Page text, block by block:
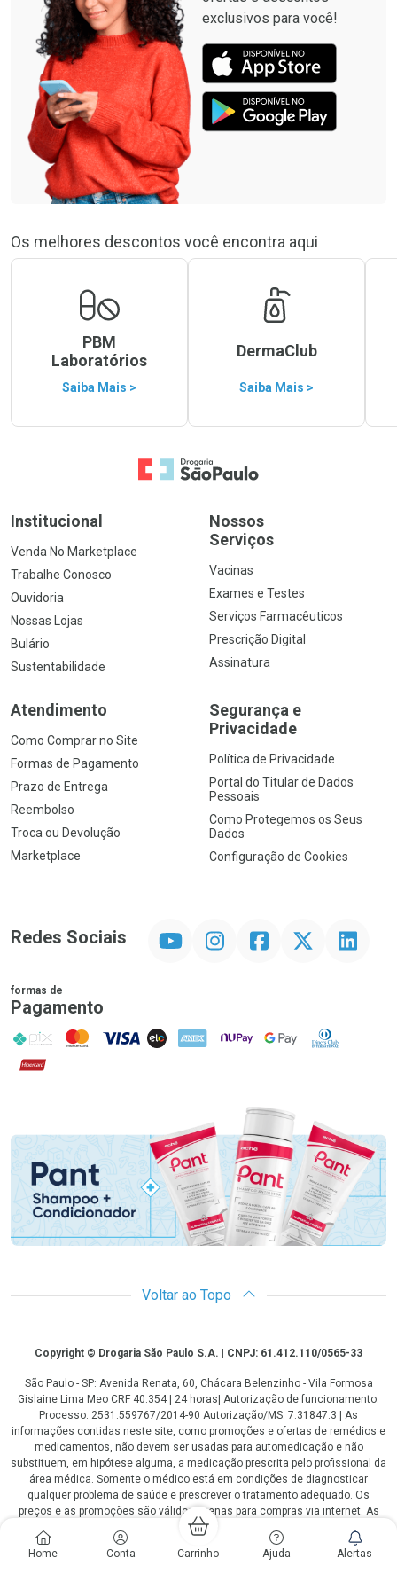
Home Conta Carrinho Ajuda Alertas
exclusivos para você!
Os melhores descontos você encontra aqui
PBM
Laboratórios
Saiba Mais >
DermaClub
Saiba Mais >
Ir para a Home
Institucional
Venda No Marketplace
Trabalhe Conosco
Ouvidoria
Nossas Lojas
Bulário
Sustentabilidade
Nossos
Serviços
Vacinas
Exames e Testes
Serviços Farmacêuticos
Prescrição Digital
Assinatura
Atendimento
Como Comprar no Site
Formas de Pagamento
Prazo de Entrega
Reembolso
Troca ou Devolução
Marketplace
Segurança e
Privacidade
Política de Privacidade
Portal do Titular de Dados
Pessoais
Como Protegemos os Seus
Dados
Configuração de Cookies
Redes Sociais InstagramFacebookTwitter Linkedin
formas de
Pagamento
PIX MasterCard
VISA ELO AMEX NuPay Google PayDiners Club
Hipercard
Voltar ao Topo
CopyrightCopyright © Drogaria São Paulo S.A. | CNPJ: 61.412.110/0565-33
São Paulo - SP: Avenida Renata, 60, Chácara Belenzinho - Vila Formosa
Gislaine Lima Meo CRF 40.354 | 24 horas| Autorização de funcionamento:
Processo: 2531.559767/2014-90 Autorização/MS: 7.31847.3 | As
informações contidas neste site, como promoções e ofertas de remédios e
medicamentos, não devem ser usadas para automedicação e não
substituem, em hipótese alguma, a medicação prescrita pelo profissional da
área médica. Somente o médico está em condições de diagnosticar
qualquer problema de saúde e prescrever o tratamento adequado. Os
preços e as promoções são válidos apenas para compras via internet. As
fotos contidas em nosso site são meramente ilustrativas. *Preços e
disponibilidade sujeitos a alterações no decorrer do dia. Antibióticos e
antimicrobianos vendas apenas em lojas físicas ou televendas. Portaria nº